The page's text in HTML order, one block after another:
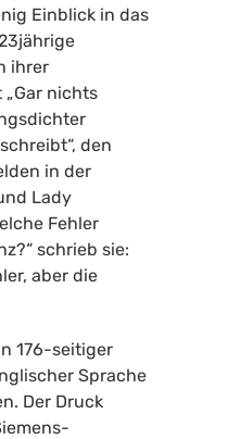
Einblick in das
ihrer
nichts
den
in der
Lady
Fehler
schrieb sie:
aber die
176-seitiger
Sprache
Der Druck